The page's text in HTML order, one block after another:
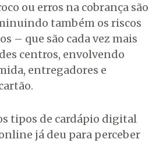
ou erros na cobrança são
também os riscos
– que são cada vez mais
centros, envolvendo
entregadores e
tipos de cardápio digital
já deu para perceber